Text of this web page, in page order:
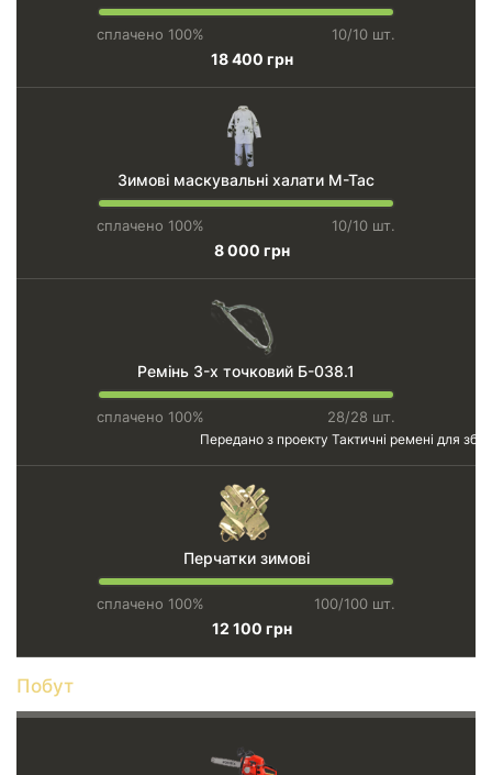
сплачено 100% 10/10 шт.
18 400 грн
Зимові маскувальні халати M-Tac
сплачено 100% 10/10 шт.
8 000 грн
Ремінь 3-х точковий Б-038.1
сплачено 100%
28/28 шт.
Передано з проекту Тактичні ремені для
Перчатки зимові
сплачено 100% 100/100 шт.
12 100 грн
Побут